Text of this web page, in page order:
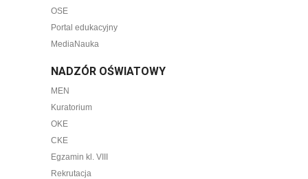
OSE
Portal edukacyjny
MediaNauka
NADZÓR OŚWIATOWY
MEN
Kuratorium
OKE
CKE
Egzamin kl. VIII
Rekrutacja